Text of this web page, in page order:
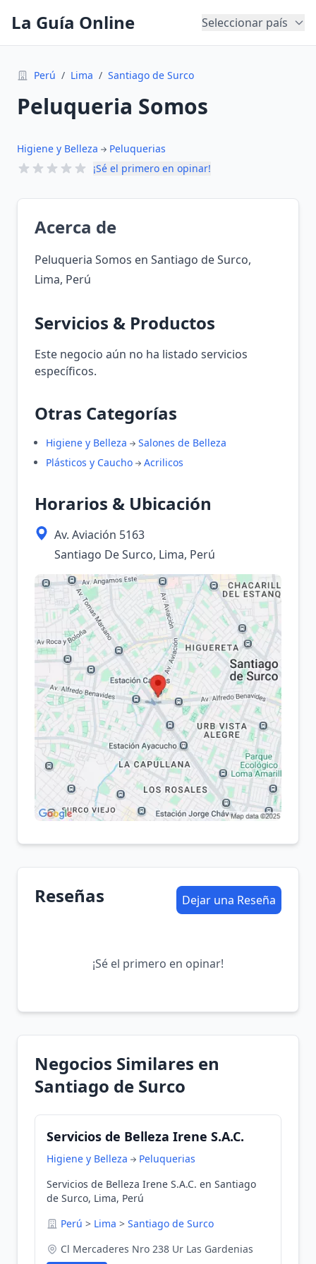
La Guía Online Seleccionar país
Perú / Lima / Santiago de Surco
Peluqueria Somos
Higiene y Belleza
Peluquerias
¡Sé el primero en opinar!
Acerca de
Peluqueria Somos en Santiago de Surco,
Lima, Perú
Servicios & Productos
Este negocio aún no ha listado servicios
específicos.
Otras Categorías
Higiene y Belleza
Salones de Belleza
Plásticos y Caucho
Acrilicos
Horarios & Ubicación
Av. Aviación 5163
Santiago De Surco, Lima, Perú
Reseñas Dejar una Reseña
¡Sé el primero en opinar!
Negocios Similares en
Santiago de Surco
Servicios de Belleza Irene S.A.C.
Higiene y Belleza
Peluquerias
Servicios de Belleza Irene S.A.C. en Santiago
de Surco, Lima, Perú
Perú > Lima > Santiago de Surco
Cl Mercaderes Nro 238 Ur Las Gardenias